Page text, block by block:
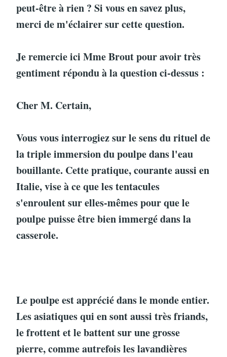
peut-être à rien ? Si vous en savez plus,
merci de m'éclairer sur cette question.
Je remercie ici Mme Brout pour avoir très
gentiment répondu à la question ci-dessus :
Cher M. Certain,
Vous vous interrogiez sur le sens du rituel de
la triple immersion du poulpe dans l'eau
bouillante. Cette pratique, courante aussi en
Italie, vise à ce que les tentacules
s'enroulent sur elles-mêmes pour que le
poulpe puisse être bien immergé dans la
casserole.
Le poulpe est apprécié dans le monde entier.
Les asiatiques qui en sont aussi très friands,
le frottent et le battent sur une grosse
pierre, comme autrefois les lavandières